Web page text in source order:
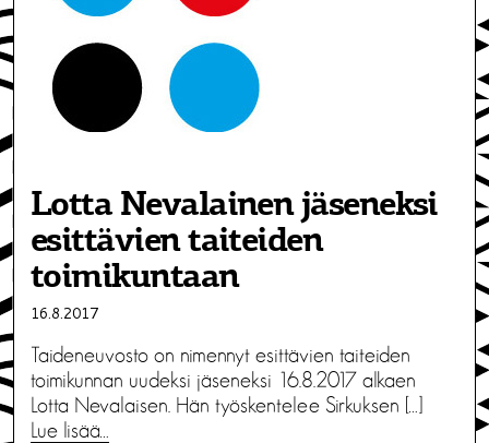
Lotta Nevalainen jäseneksi
esittävien taiteiden
toimikuntaan
16.8.2017
Taideneuvosto on nimennyt esittävien taiteiden
toimikunnan uudeksi jäseneksi 16.8.2017 alkaen
Lotta Nevalaisen. Hän työskentelee Sirkuksen […]
Lue lisää…